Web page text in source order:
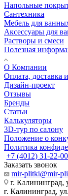
Напольные
Сантехника
Мебель для
Аксессуары для
Растворы и смеси
Полезная
О Компании
Оплата, доставка
Дизайн-проект
Отзывы
Бренды
Статьи
Калькуляторы
3D-тур по салону
Положение о
Политика
+7 (4012) 31-22-00
Заказать звонок
mir-plitki@mir-
г. Калининград,
г. Калининград,